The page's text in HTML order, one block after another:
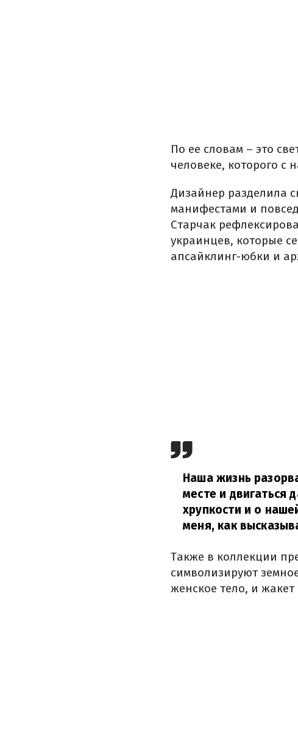
По ее словам – это
человеке, которого с
Дизайнер разделила
манифестами и
Старчак
украинцев, которые
апсайклинг-юбки и
Наша жизнь
месте и двигаться
хрупкости и о
меня, как
Также в коллекции
символизируют
женское тело, и